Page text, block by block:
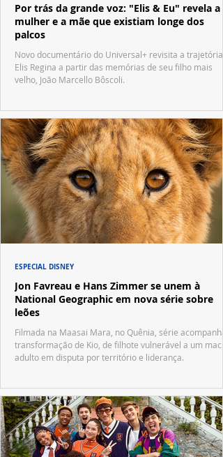
Por trás da grande voz: "Elis & Eu" revela a
mulher e a mãe que existiam longe dos
palcos
Novo documentário do Universal+ revisita a trajetória
Elis Regina a partir das memórias de seu filho mais
velho, João Marcello Bôscoli.
Jon Favreau e Hans Zimmer se unem à
National Geographic em nova série sobre
leões
Filmada na Maasai Mara, no Quênia, série acompanha
transformação de Kio, de filhote vulnerável a um
adulto em disputa por território e liderança.
ESPECIAL DISNEY